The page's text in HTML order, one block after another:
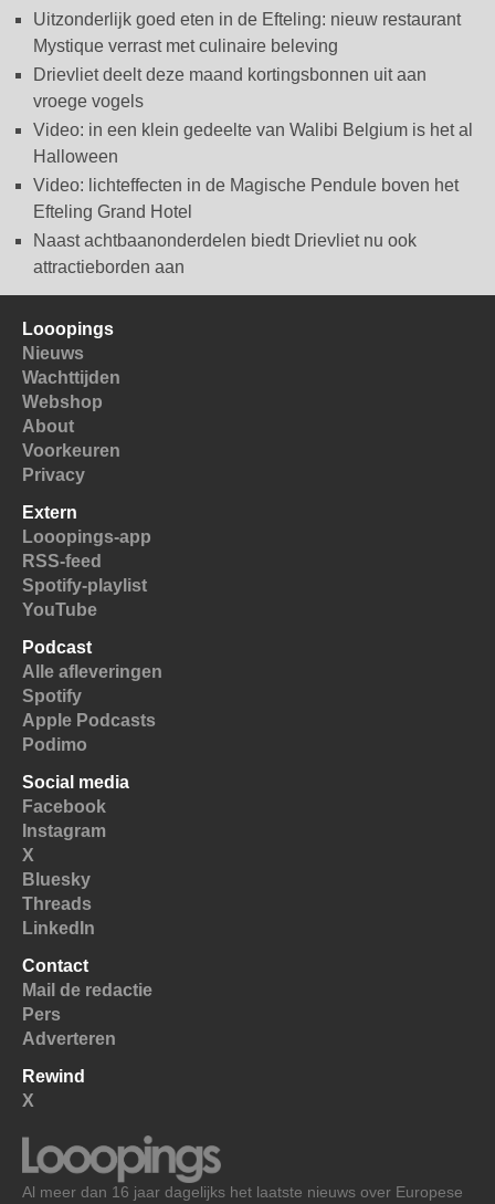
Uitzonderlijk goed eten in de Efteling: nieuw restaurant
Mystique verrast met culinaire beleving
Drievliet deelt deze maand kortingsbonnen uit aan
vroege vogels
Video: in een klein gedeelte van Walibi Belgium is het al
Halloween
Video: lichteffecten in de Magische Pendule boven het
Efteling Grand Hotel
Naast achtbaanonderdelen biedt Drievliet nu ook
attractieborden aan
Looopings
Nieuws
Wachttijden
Webshop
About
Voorkeuren
Privacy
Extern
Looopings-app
RSS-feed
Spotify-playlist
YouTube
Podcast
Alle afleveringen
Spotify
Apple Podcasts
Podimo
Social media
Facebook
Instagram
X
Bluesky
Threads
LinkedIn
Contact
Mail de redactie
Pers
Adverteren
Rewind
X
Al meer dan 16 jaar dagelijks het laatste nieuws over Europese